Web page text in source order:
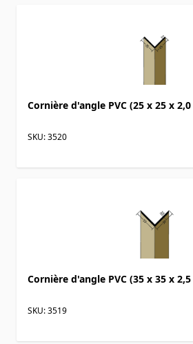
Cornière d'angle PVC (25 x 25 x
SKU: 3520
Cornière d'angle PVC (35 x 35 x
SKU: 3519